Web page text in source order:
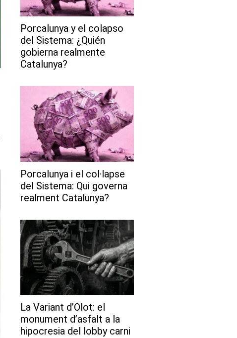
Porcalunya y el colapso
del Sistema: ¿Quién
gobierna realmente
Catalunya?
Porcalunya i el col·lapse
del Sistema: Qui governa
realment Catalunya?
La Variant d’Olot: el
monument d’asfalt a la
hipocresia del lobby carni